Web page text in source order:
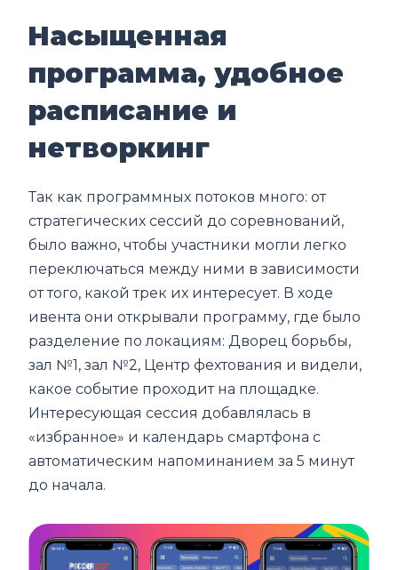
Насыщенная
программа, удобное
расписание и
нетворкинг
Так как программных потоков много: от
стратегических сессий до соревнований,
было важно, чтобы участники могли легко
переключаться между ними в зависимости
от того, какой трек их интересует. В ходе
ивента они открывали программу, где было
разделение по локациям: Дворец борьбы,
зал №1, зал №2, Центр фехтования и видели,
какое событие проходит на площадке.
Интересующая сессия добавлялась в
«избранное» и календарь смартфона с
автоматическим напоминанием за 5 минут
до начала.